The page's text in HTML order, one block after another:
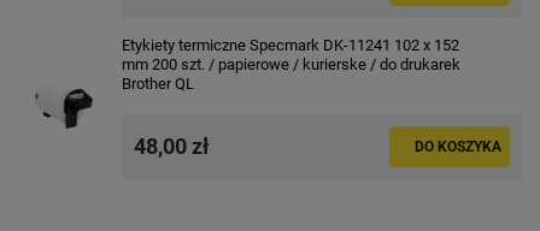
Drukarka etykiet Brother QL-
1110NWBc 300 dpi / do 103,6 mm /
PC / Mac / BT / USB / Wi-Fi /
Ethernet / MFI / AirPrint
Taśma Specmark DK-
16
Etykiety termiczne Specmark DK-11241 102 x 152
mm 200 szt. / papierowe / kurierske / do drukarek
Brother QL
48,00 zł DO KOSZYKA